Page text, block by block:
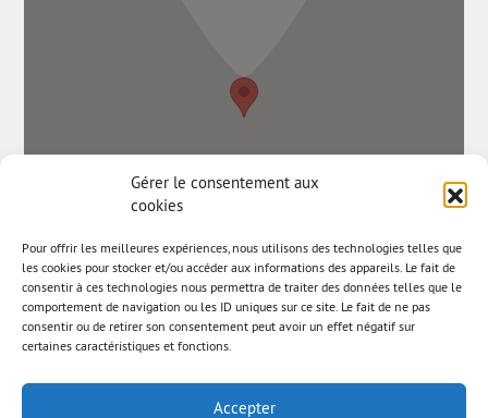
Gérer le consentement aux
cookies
Pour offrir les meilleures expériences, nous utilisons des technologies telles que
les cookies pour stocker et/ou accéder aux informations des appareils. Le fait de
consentir à ces technologies nous permettra de traiter des données telles que le
comportement de navigation ou les ID uniques sur ce site. Le fait de ne pas
consentir ou de retirer son consentement peut avoir un effet négatif sur
certaines caractéristiques et fonctions.
Accepter